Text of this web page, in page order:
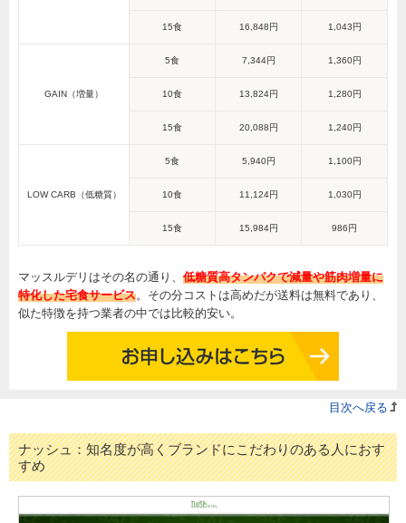
15食 16,848円 1,043円
GAIN（増量）
5食 7,344円 1,360円
10食 13,824円 1,280円
15食 20,088円 1,240円
LOW CARB（低糖質）
5食 5,940円 1,100円
10食 11,124円 1,030円
15食 15,984円 986円
マッスルデリはその名の通り、 低糖質高タンパクで減量や筋肉増量に
特化した宅食サービス。その分コストは高めだが送料は無料であり、
似た特徴を持つ業者の中では比較的安い。
目次へ戻る
ナッシュ：知名度が高くブランドにこだわりのある人におす
すめ